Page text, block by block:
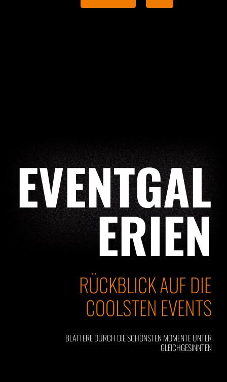
EVENTGAL
ERIEN
RÜCKBLICK AUF DIE
COOLSTEN EVENTS
BLÄTTERE DURCH DIE SCHÖNSTEN MOMENTE UNTER
GLEICHGESINNTEN